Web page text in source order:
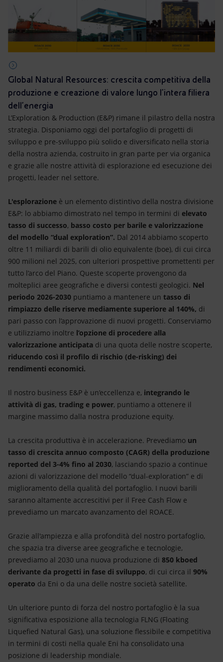
Global Natural Resources: crescita competitiva della
produzione e creazione di valore lungo l'intera filiera
dell’energia
L’Exploration & Production (E&P) rimane il pilastro della nostra
strategia. Disponiamo oggi del portafoglio di progetti di
sviluppo e pre-sviluppo più solido e diversificato nella storia
della nostra azienda, costruito in gran parte per via organica
e grazie alle nostre attività di esplorazione ed esecuzione dei
progetti, leader nel settore.
L'esplorazione è un elemento distintivo della nostra divisione
E&P: lo abbiamo dimostrato nel tempo in termini di elevato
tasso di successo, basso costo per barile e valorizzazione
del modello “dual exploration”. Dal 2014 abbiamo scoperto
oltre 11 miliardi di barili di olio equivalente (boe), di cui circa
900 milioni nel 2025, con ulteriori prospettive promettenti per
tutto l’arco del Piano. Queste scoperte provengono da
molteplici aree geografiche e diversi contesti geologici. Nel
periodo 2026-2030 puntiamo a mantenere un tasso di
rimpiazzo delle riserve mediamente superiore al 140%, di
pari passo con l’approvazione di nuovi progetti. Conserviamo
e utilizziamo inoltre l’opzione di procedere alla
valorizzazione anticipata di una quota delle nostre scoperte,
riducendo così il profilo di rischio (de-risking) dei
rendimenti economici.
Il nostro business E&P è un’eccellenza e, integrando le
attività di gas, trading e power, puntiamo a ottenere il
margine massimo dalla nostra produzione equity.
La crescita produttiva è in accelerazione. Prevediamo un
tasso di crescita annuo composto (CAGR) della produzione
reported del 3-4% fino al 2030, lasciando spazio a continue
azioni di valorizzazione del modello “dual-exploration” e di
miglioramento della qualità del portafoglio. I nuovi barili
saranno altamente accrescitivi per il Free Cash Flow e
prevediamo un marcato avanzamento del ROACE.
Grazie all'ampiezza e alla profondità del nostro portafoglio,
che spazia tra diverse aree geografiche e tecnologie,
prevediamo al 2030 una nuova produzione di 850 kboed
derivante da progetti in fase di sviluppo, di cui circa il 90%
operato da Eni o da una delle nostre società satellite.
Un ulteriore punto di forza del nostro portafoglio è la sua
significativa esposizione alla tecnologia FLNG (Floating
Liquefied Natural Gas), una soluzione flessibile e competitiva
in termini di costi nella quale Eni ha consolidato una
posizione di leadership mondiale.